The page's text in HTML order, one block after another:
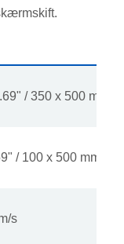
/ 350 x 500 mm
/ 100 x 500 mm
s